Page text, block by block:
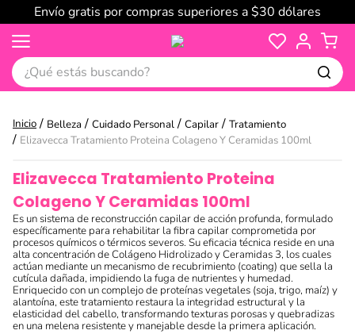
Envío gratis por compras superiores a $30 dólares
¿Qué estás buscando?
Belleza Cuidado Personal Capilar
Tratamiento
Elizavecca Tratamiento Proteina Colageno Y Ceramidas 100ml
Elizavecca Tratamiento Proteina
Colageno Y Ceramidas 100ml
Es un sistema de reconstrucción capilar de acción profunda, formulado
específicamente para rehabilitar la fibra capilar comprometida por
procesos químicos o térmicos severos. Su eficacia técnica reside en una
alta concentración de Colágeno Hidrolizado y Ceramidas 3, los cuales
actúan mediante un mecanismo de recubrimiento (coating) que sella la
cutícula dañada, impidiendo la fuga de nutrientes y humedad.
Enriquecido con un complejo de proteínas vegetales (soja, trigo, maíz) y
alantoína, este tratamiento restaura la integridad estructural y la
elasticidad del cabello, transformando texturas porosas y quebradizas
en una melena resistente y manejable desde la primera aplicación.